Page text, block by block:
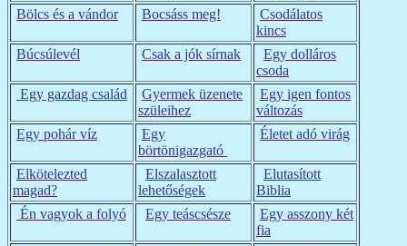
Bölcs és a vándor
Bocsáss meg!
Csodálatos
kincs
Búcsúlevél
Csak a jók sírnak
Egy dolláros
csoda
Egy gazdag család
Gyermek üzenete
szüleihez
Egy igen fontos
változás
Egy pohár víz
Egy
börtönigazgató
Életet adó virág
Elkötelezted
magad?
Elszalasztott
lehetőségek
Elutasított
Biblia
Én vagyok a folyó
Egy teáscsésze
Egy asszony két
fia